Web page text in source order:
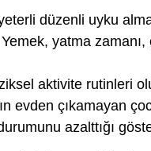
düzenli uyku
yatma zamanı,
aktivite rutinleri
evden çıkamayan
azalttığı